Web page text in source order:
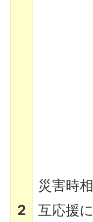
2
災害時相
互応援に